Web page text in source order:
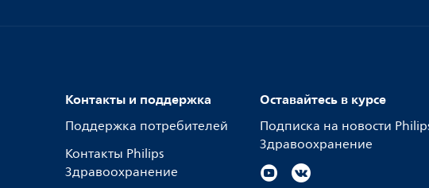
Контакты и поддержка
Поддержка потребителей
Контакты Philips
Здравоохранение
Оставайтесь в курсе
Подписка на новости
Здравоохранение